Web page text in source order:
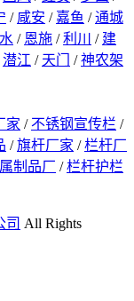
/ 咸安 / 嘉鱼 /通城
/ 恩施 /利川 / 建
潜江 / 天门 /神农架
家 / 不锈钢宣传栏 /
/旗杆厂家 /栏杆厂
制品厂 /栏杆护栏
司 All Rights